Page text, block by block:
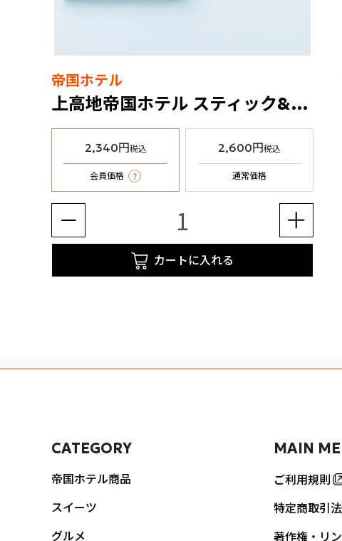
帝国ホテル
上高地帝国ホテル スティック&プレートチョコレート（KT-20）
2,340円税込
会員価格 ?
2,600円税込
通常価格
カートに入れる
CATEGORY
帝国ホテル商品
スイーツ
グルメ
MAIN
ご利用規則
特定商取引
著作権・リ